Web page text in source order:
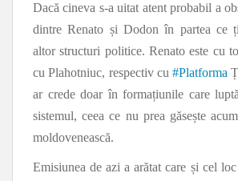
Dacă cineva s-a uitat atent probabil a
dintre Renato și Dodon în partea ce
altor structuri politice. Renato este cu
cu Plahotniuc, respectiv cu #Platforma
ar crede doar în formațiunile care
sistemul, ceea ce nu prea găsește
moldovenească.
Emisiunea de azi a arătat care și cel